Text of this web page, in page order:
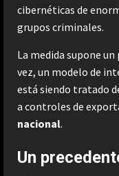
cibernéticas de
grupos criminales.
La medida supone
vez, un modelo de
está siendo tratado
a controles de
nacional.
Un